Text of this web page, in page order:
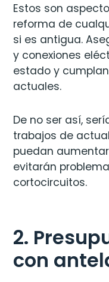
Estos son
reforma de
si es antigua.
y conexiones
estado y
actuales.
De no ser así,
trabajos de
puedan
evitarán
cortocircuitos.
2.
con